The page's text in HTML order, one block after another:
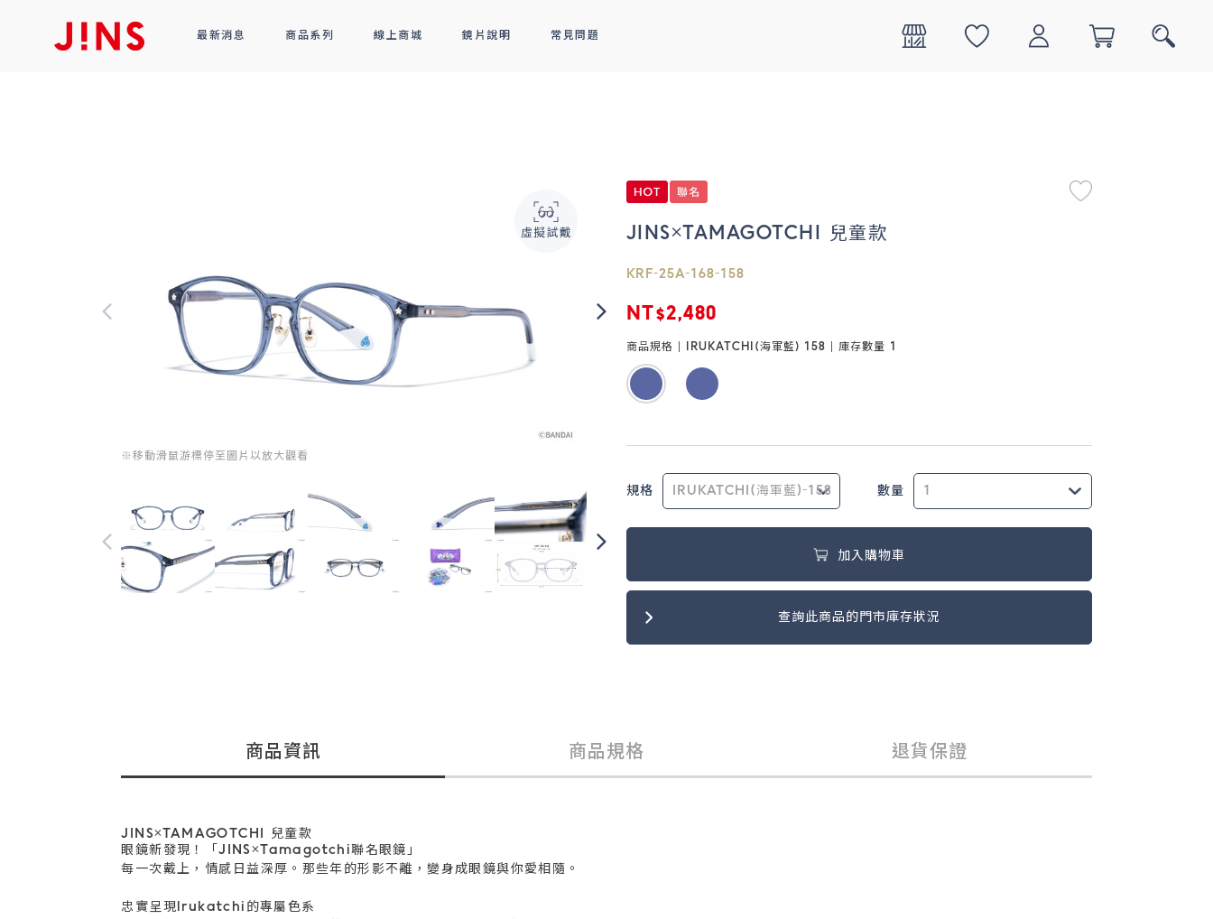
最新消息 商品系列 線上商城
R!M BY J!NS
彩色隱形眼鏡
鏡片說明 常見問題 0
※移動滑鼠游標停至圖片以放大觀看
JINS×TAMAGOTCHI 兒童款
KRF-25A-168-158
NT$2,480
商品規格 | IRUKATCHI(海軍藍) 158 | 庫存數量 1
規格 數量
加入購物車
查詢此商品的門市庫存狀況
商品資訊 商品規格 退貨保證
JINS×TAMAGOTCHI 兒童款
眼鏡新發現！「JINS×Tamagotchi聯名眼鏡」
每一次戴上，情感日益深厚。那些年的形影不離，變身成眼鏡與你愛相隨。
忠實呈現lrukatchi的專屬色系